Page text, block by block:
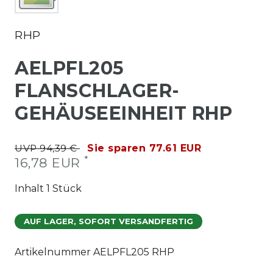
RHP
AELPFL205
FLANSCHLAGER-
GEHÄUSEEINHEIT RHP
UVP 94,39 € Sie sparen 77.61 EUR
16,78 EUR *
Inhalt 1 Stück
AUF LAGER, SOFORT VERSANDFERTIG
Artikelnummer AELPFL205 RHP